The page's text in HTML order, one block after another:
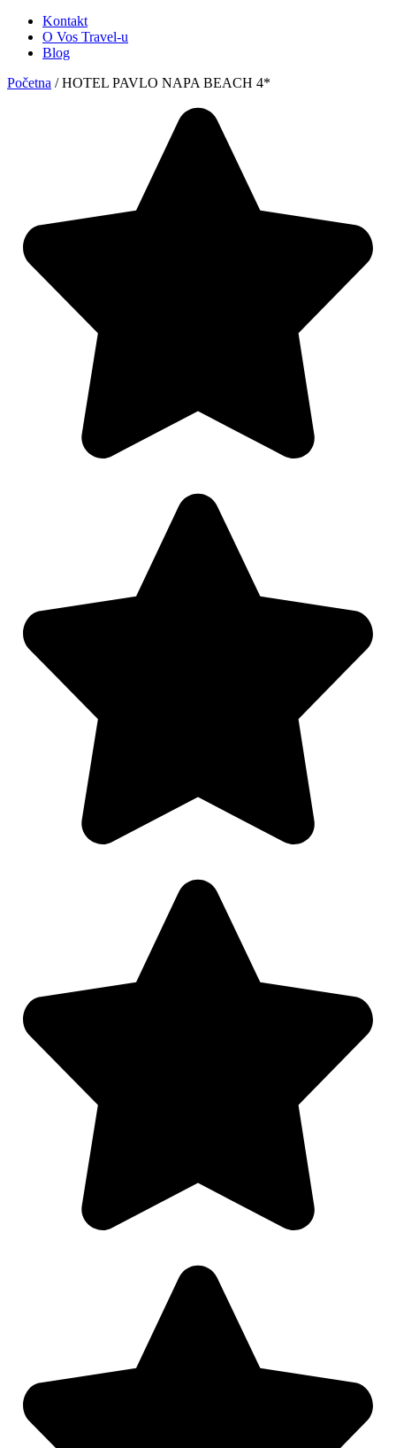
Kontakt
O Vos Travel-u
Blog
Početna /HOTEL PAVLO NAPA BEACH 4*